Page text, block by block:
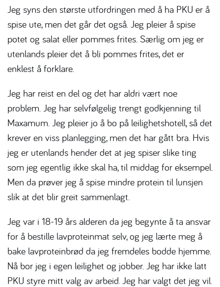
Jeg syns den største utfordringen med å ha PKU er å
spise ute, men det går det også. Jeg pleier å spise
potet og salat eller pommes frites. Særlig om jeg er
utenlands pleier det å bli pommes frites, det er
enklest å forklare.
Jeg har reist en del og det har aldri vært noe
problem. Jeg har selvfølgelig trengt godkjenning til
Maxamum. Jeg pleier jo å bo på leilighetshotell, så det
krever en viss planlegging, men det har gått bra. Hvis
jeg er utenlands hender det at jeg spiser slike ting
som jeg egentlig ikke skal ha, til middag for eksempel.
Men da prøver jeg å spise mindre protein til lunsjen
slik at det blir greit sammenlagt.
Jeg var i 18-19 års alderen da jeg begynte å ta ansvar
for å bestille lavproteinmat selv, og jeg lærte meg å
bake lavproteinbrød da jeg fremdeles bodde hjemme.
Nå bor jeg i egen leilighet og jobber. Jeg har ikke latt
PKU styre mitt valg av arbeid. Jeg har valgt det jeg vil.